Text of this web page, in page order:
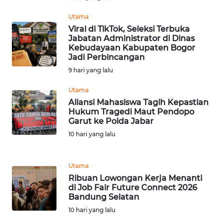
Utama
Viral di TikTok, Seleksi Terbuka
Jabatan Administrator di Dinas
Kebudayaan Kabupaten Bogor
Jadi Perbincangan
9 hari yang lalu
Utama
Aliansi Mahasiswa Tagih Kepastian
Hukum Tragedi Maut Pendopo
Garut ke Polda Jabar
10 hari yang lalu
Utama
Ribuan Lowongan Kerja Menanti
di Job Fair Future Connect 2026
Bandung Selatan
10 hari yang lalu
PEDOMAN
MEDIA
SIBER
KARIR
DISCLAIMER
News
Regional
WN
SUMUT